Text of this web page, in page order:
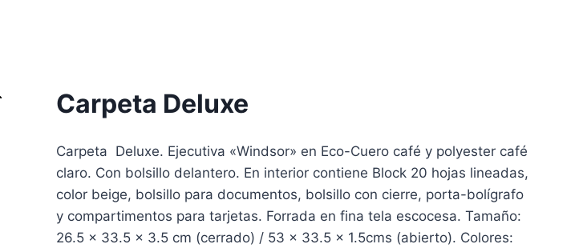
Carpeta Deluxe
Carpeta Deluxe. Ejecutiva «Windsor» en Eco-Cuero café y polyester café
claro. Con bolsillo delantero. En interior contiene Block 20 hojas lineadas,
color beige, bolsillo para documentos, bolsillo con cierre, porta-bolígrafo
y compartimentos para tarjetas. Forrada en fina tela escocesa. Tamaño:
26.5 x 33.5 x 3.5 cm (cerrado) / 53 x 33.5 x 1.5cms (abierto). Colores: